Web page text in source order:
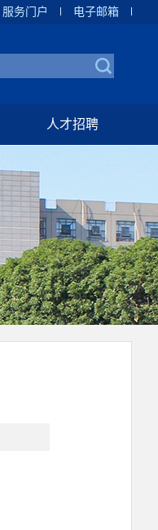
服务门户 电子邮箱
人才招聘